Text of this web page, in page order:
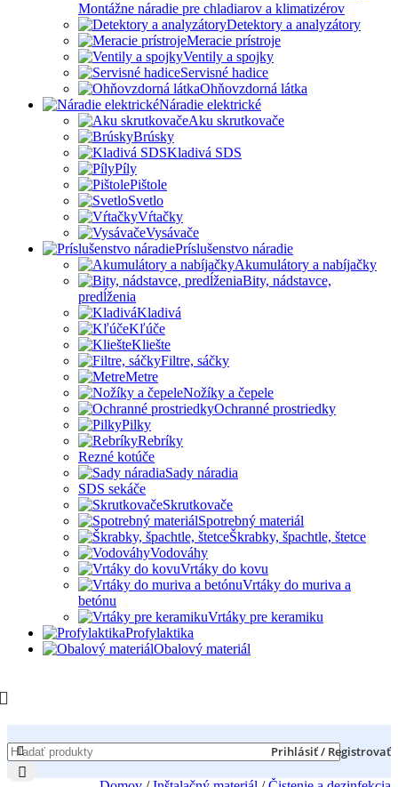
Montážne náradie pre chladiarov a klimatizérov
Detektory a analyzátory
Meracie prístroje
Ventily a spojky
Servisné hadice
Ohňovzdorná látka
Náradie elektrické
Aku skrutkovače
Brúsky
Kladivá SDS
Píly
Pištole
Svetlo
Vŕtačky
Vysávače
Príslušenstvo náradie
Akumulátory a nabíjačky
Bity, nádstavce,
predĺženia
Kladivá
Kľúče
Kliešte
Filtre, sáčky
Metre
Nožíky a čepele
Ochranné prostriedky
Pilky
Rebríky
Rezné kotúče
Sady náradia
SDS sekáče
Skrutkovače
Spotrebný materiál
Škrabky, špachtle, štetce
Vodováhy
Vrtáky do kovu
Vrtáky do muriva a
betónu
Vrtáky pre keramiku
Profylaktika
Obalový materiál
Prihlásiť / Registrovať